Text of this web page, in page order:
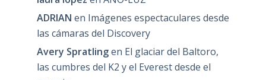
ADRIAN en Imágenes espectaculares desde
las cámaras del Discovery
Avery Spratlingen El glaciar del Baltoro,
las cumbres del K2 y el Everest desde el